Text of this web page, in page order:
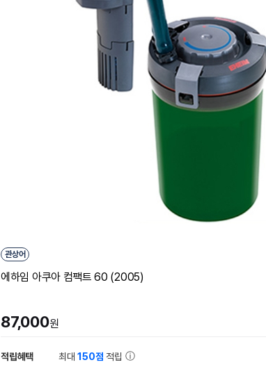
관상어
에하임 아쿠아 컴팩트 60 (2005)
87,000원
적립혜택 최대150점 적립